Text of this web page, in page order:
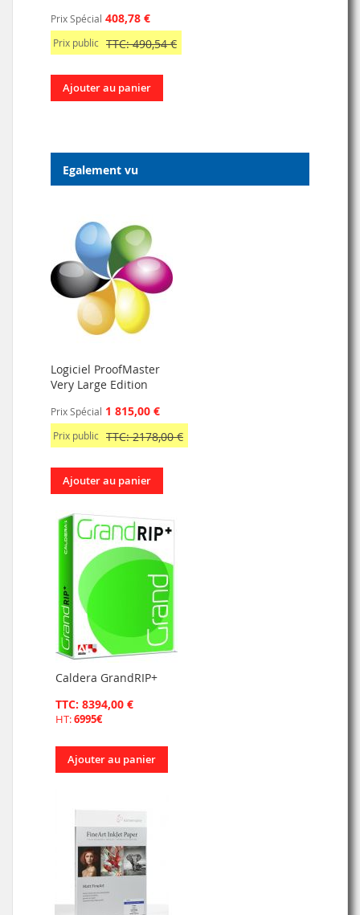
Prix Spécial 408,78 €
Prix public TTC: 490,54 €
Ajouter au panier
Egalement vu
Logiciel ProofMaster
Very Large Edition
Prix Spécial 1 815,00 €
Prix public TTC: 2178,00 €
Ajouter au panier
Caldera GrandRIP+
TTC: 8394,00 €
HT:6995€
Ajouter au panier